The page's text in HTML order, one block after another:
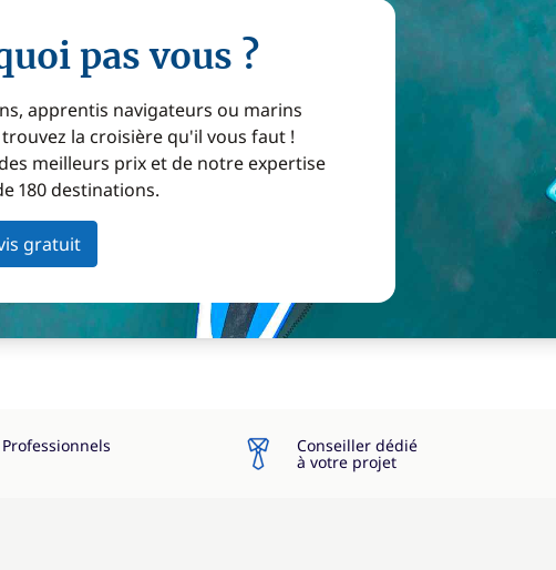
pas vous ?
apprentis navigateurs ou marins
la croisière qu'il vous faut !
meilleurs prix et de notre expertise
180 destinations.
gratuit
Conseiller dédié
à votre projet